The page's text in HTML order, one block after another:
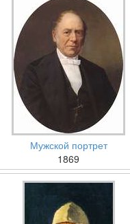
Мужской портрет
1869